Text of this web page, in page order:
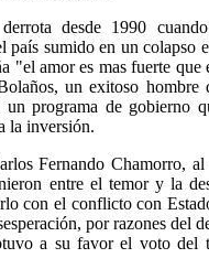
desde 1990
país sumido en un colapso
"el amor es mas fuerte
un exitoso hombre
programa de gobierno
la inversión.
Fernando Chamorro,
entre el temor y la
con el conflicto con
por razones del
a su favor el voto del